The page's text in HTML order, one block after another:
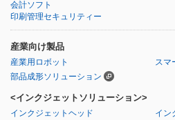
会計ソフト
印刷管理セキュリティー
産業向け製品
産業用ロボット
スマ
部品成形ソリューション
<インクジェットソリューション>
インクジェットヘッド イン